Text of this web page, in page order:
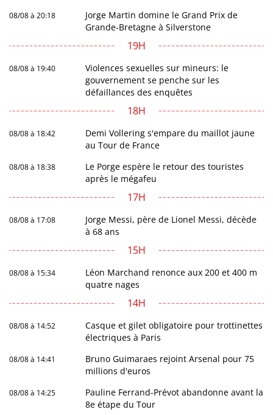
08/08 à 20:18
Jorge Martin domine le Grand Prix de
Grande-Bretagne à Silverstone
19H
08/08 à 19:40
Violences sexuelles sur mineurs: le
gouvernement se penche sur les
défaillances des enquêtes
18H
08/08 à 18:42
Demi Vollering s'empare du maillot jaune
au Tour de France
08/08 à 18:38
Le Porge espère le retour des touristes
après le mégafeu
17H
08/08 à 17:08
Jorge Messi, père de Lionel Messi, décède
à 68 ans
15H
08/08 à 15:34
Léon Marchand renonce aux 200 et 400 m
quatre nages
14H
08/08 à 14:52
Casque et gilet obligatoire pour trottinettes
électriques à Paris
08/08 à 14:41
Bruno Guimaraes rejoint Arsenal pour 75
millions d'euros
08/08 à 14:25
Pauline Ferrand-Prévot abandonne avant la
8e étape du Tour